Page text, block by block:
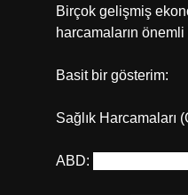
Birçok gelişmiş
harcamaların
Basit bir gösterim:
Sağlık Harcamaları
ABD: